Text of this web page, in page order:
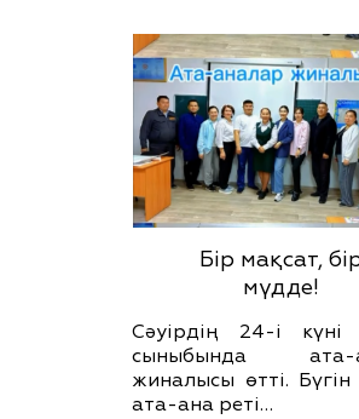
Бір мақсат,
мүдде!
Сәуірдің 24-і
сыныбында ата-
жиналысы өтті. Бүгін
ата-ана реті…